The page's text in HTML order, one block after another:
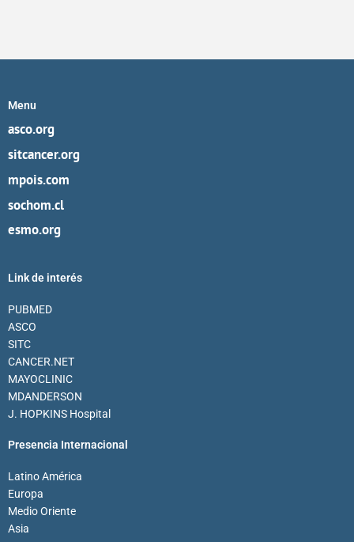
Menu
asco.org
sitcancer.org
mpois.com
sochom.cl
esmo.org
Link de interés
PUBMED
ASCO
SITC
CANCER.NET
MAYOCLINIC
MDANDERSON
J. HOPKINS Hospital
Presencia Internacional
Latino América
Europa
Medio Oriente
Asia